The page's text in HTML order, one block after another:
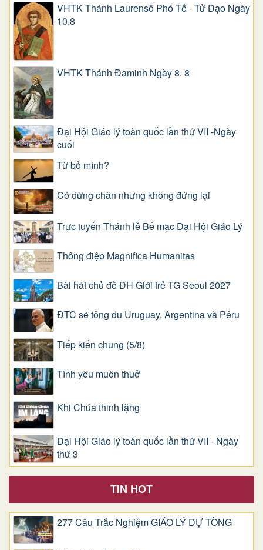
VHTK Thánh Laurensô Phó Tế - Tử Đạo Ngày
10.8
VHTK Thánh Đaminh Ngày 8. 8
Đại Hội Giáo lý toàn quốc lần thứ VII -Ngày
cuối
Từ bỏ mình?
Có dừng chân nhưng không đứng lại
Trực tuyến Thánh lễ Bế mạc Đại Hội Giáo Lý
Thông điệp Magnifica Humanitas
Bài hát chủ đề ĐH Giới trẻ TG Seoul 2027
ĐTC sẽ tông du Uruguay, Argentina và Pêru
Tiếp kiến chung (5/8)
Tình yêu muôn thuở
Khi Chúa thinh lặng
Đại Hội Giáo lý toàn quốc lần thứ VII - Ngày
thứ 3
TIN HOT
277 Câu Trắc Nghiệm GIÁO LÝ DỰ TÒNG